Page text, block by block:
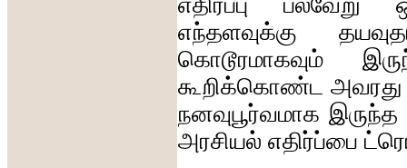
எந்தளவுக்கு
கொடூரமாகவும்
கூறிக்கொண்ட அவரது
நனவுபூர்வமாக இருந்த
அரசியல் எதிர்ப்பை